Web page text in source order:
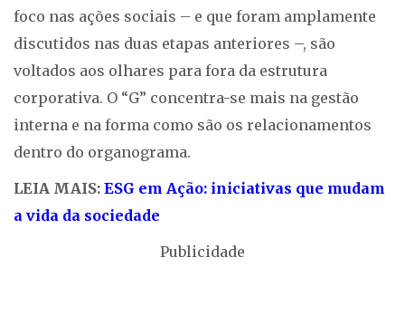
foco nas ações sociais – e que foram amplamente
discutidos nas duas etapas anteriores –, são
voltados aos olhares para fora da estrutura
corporativa. O “G” concentra-se mais na gestão
interna e na forma como são os relacionamentos
dentro do organograma.
LEIA MAIS: ESG em Ação: iniciativas que mudam
a vida da sociedade
Publicidade